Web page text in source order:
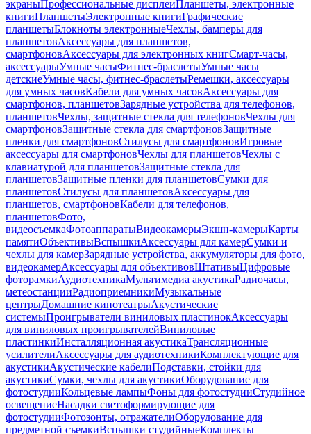
экраныПрофессиональные дисплеиПланшеты, электронные
книгиПланшетыЭлектронные книгиГрафические
планшетыБлокноты электронныеЧехлы, бамперы для
планшетовАксессуары для планшетов,
смартфоновАксессуары для электронных книгСмарт-часы,
аксессуарыУмные часыФитнес-браслетыУмные часы
детскиеУмные часы, фитнес-браслетыРемешки, аксессуары
для умных часовКабели для умных часовАксессуары для
смартфонов, планшетовЗарядные устройства для телефонов,
планшетовЧехлы, защитные стекла для телефоновЧехлы для
смартфоновЗащитные стекла для смартфоновЗащитные
пленки для смартфоновСтилусы для смартфоновИгровые
аксессуары для смартфоновЧехлы для планшетовЧехлы с
клавиатурой для планшетовЗащитные стекла для
планшетовЗащитные пленки для планшетовСумки для
планшетовСтилусы для планшетовАксессуары для
планшетов, смартфоновКабели для телефонов,
планшетовФото,
видеосъемкаФотоаппаратыВидеокамерыЭкшн-камерыКарты
памятиОбъективыВспышкиАксессуары для камерСумки и
чехлы для камерЗарядные устройства, аккумуляторы для фото,
видеокамерАксессуары для объективовШтативыЦифровые
фоторамкиАудиотехникаМультимедиа акустикаРадиочасы,
метеостанцииРадиоприемникиМузыкальные
центрыДомашние кинотеатрыАкустические
системыПроигрыватели виниловых пластинокАксессуары
для виниловых проигрывателейВиниловые
пластинкиИнсталляционная акустикаТрансляционные
усилителиАксессуары для аудиотехникиКомплектующие для
акустикиАкустические кабелиПодставки, стойки для
акустикиСумки, чехлы для акустикиОборудование для
фотостудииКольцевые лампыФоны для фотостудииСтудийное
освещениеНасадки светоформирующие для
фотостудииФотозонты, отражателиОборудование для
предметной съемкиВспышки студийныеКомплекты